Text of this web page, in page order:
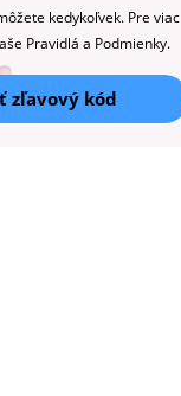
kedykoľvek. Pre viac
Pravidlá a Podmienky.
zľavový kód